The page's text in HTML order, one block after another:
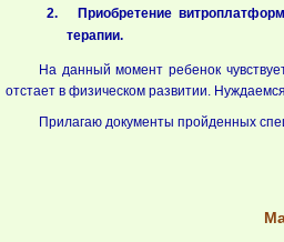
Приобретение
терапии.
На данный момент ребенок
отстает в физическом развитии.
Прилагаю документы пройденных